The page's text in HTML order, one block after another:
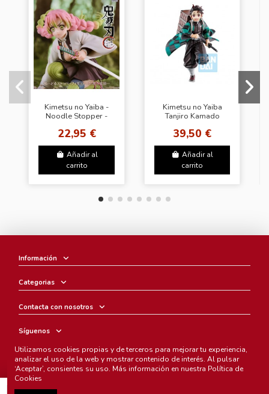
Kimetsu no Yaiba -
Noodle Stopper -
22,95 €
Añadir al
carrito
Kimetsu no Yaiba
Tanjiro Kamado
Fourth
39,50 €
Añadir al
carrito
Información
Categorias
Contacta con nosotros
Síguenos
Boletín
Utilizamos cookies propias y de terceros para mejorar tu experiencia,
analizar el uso de la web y mostrar contenido de interés. Al pulsar
‘Aceptar’, consientes su uso. Más información en nuestra Política de
Cookies